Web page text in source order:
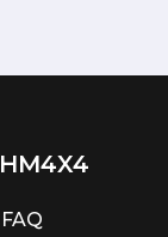
HM4X4
FAQ